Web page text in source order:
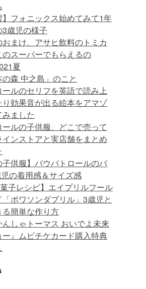
】フォニックス始めてみて1年
歳児の様子
おまけ、アサヒ飲料のトミカ
のスーパーでもらえるの
夏
の森 中之島」のこと
ルのセリフを英語で読み上
り効果音が出る絵本をアマゾ
ました
ルの子供服、どこで売って
インストアと実店舗をまとめ
子供服】パウパトロールのパ
の着用感＆サイズ感
菓子レシピ】エイプリルフール
ポワソンダブリル」3歳児と
簡単な作り方
んしゃトーマス おいでよ未来
』ムビチケカード購入特典